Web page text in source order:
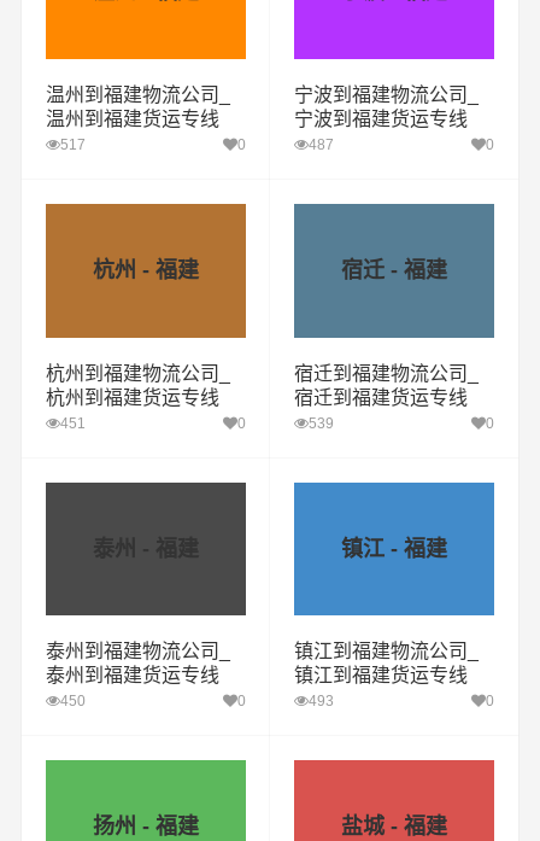
温州到福建物流公司_
温州到福建货运专线
517 0
宁波到福建物流公司_
宁波到福建货运专线
487 0
杭州 - 福建
杭州到福建物流公司_
杭州到福建货运专线
451 0
宿迁 - 福建
宿迁到福建物流公司_
宿迁到福建货运专线
539 0
泰州 - 福建
泰州到福建物流公司_
泰州到福建货运专线
450 0
镇江 - 福建
镇江到福建物流公司_
镇江到福建货运专线
493 0
扬州 - 福建 盐城 - 福建